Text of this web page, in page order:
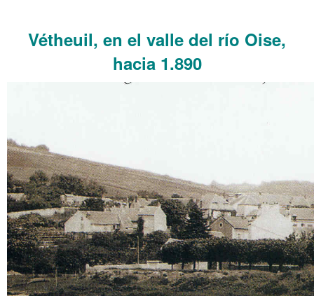
Vétheuil, en el valle del río Oise,
hacia 1.890